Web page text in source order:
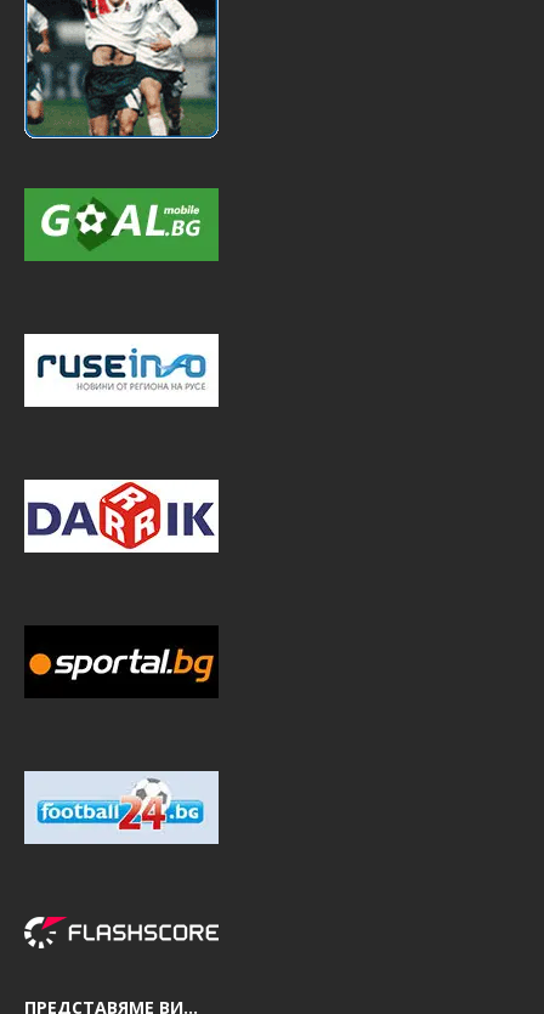
ПРЕДСТАВЯМЕ ВИ…